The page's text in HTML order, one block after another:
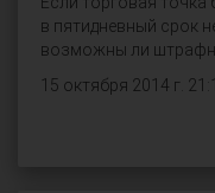
в пятидневный срок
возможны ли
15 октября 2014 г.